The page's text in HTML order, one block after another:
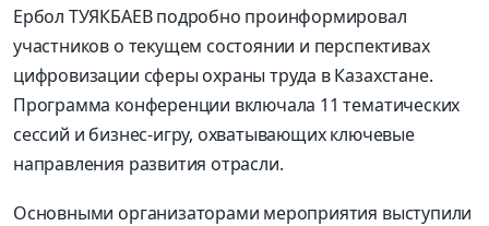
Ербол ТУЯКБАЕВ подробно проинформировал
участников о текущем состоянии и перспективах
цифровизации сферы охраны труда в Казахстане.
Программа конференции включала 11 тематических
сессий и бизнес-игру, охватывающих ключевые
направления развития отрасли.
Основными организаторами мероприятия выступили